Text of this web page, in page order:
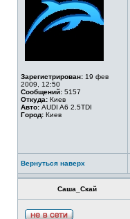
Зарегистрирован: 19 фев
2009, 12:50
Сообщений: 5157
Откуда: Киев
Авто: AUDI A6 2.5TDI
Город: Киев
Вернуться наверх
Саша_Скай